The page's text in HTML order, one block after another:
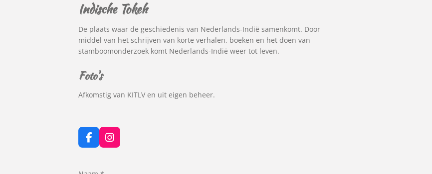
Indische Tokeh
De plaats waar de geschiedenis van Nederlands-Indië samenkomt. Door
middel van het schrijven van korte verhalen, boeken en het doen van
stamboomonderzoek komt Nederlands-Indië weer tot leven.
Foto's
Afkomstig van KITLV en uit eigen beheer.
F
a
I
n